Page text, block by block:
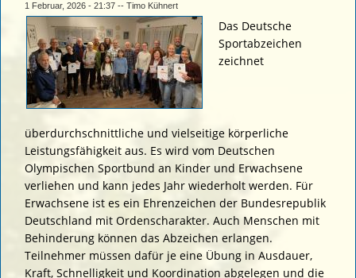
1 Februar, 2026 - 21:37 -- Timo Kühnert
Das Deutsche
Sportabzeichen
zeichnet
überdurchschnittliche und vielseitige körperliche
Leistungsfähigkeit aus. Es wird vom Deutschen
Olympischen Sportbund an Kinder und Erwachsene
verliehen und kann jedes Jahr wiederholt werden. Für
Erwachsene ist es ein Ehrenzeichen der Bundesrepublik
Deutschland mit Ordenscharakter. Auch Menschen mit
Behinderung können das Abzeichen erlangen.
Teilnehmer müssen dafür je eine Übung in Ausdauer,
Kraft, Schnelligkeit und Koordination abgelegen und die